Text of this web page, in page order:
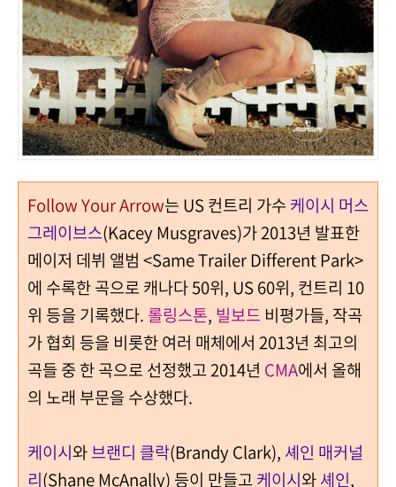
Follow Your Arrow는 US 컨트리 가수 케이시 머스
그레이브스(Kacey Musgraves)가 2013년 발표한
메이저 데뷔 앨범 <Same Trailer Different Park>
에 수록한 곡으로 캐나다 50위, US 60위, 컨트리 10
위 등을 기록했다. 롤링스톤, 빌보드 비평가들, 작곡
가 협회 등을 비롯한 여러 매체에서 2013년 최고의
곡들 중 한 곡으로 선정했고 2014년 CMA에서 올해
의 노래 부문을 수상했다.
케이시와브랜디 클락(Brandy Clark), 셰인 매커널
리(Shane McAnally) 등이 만들고 케이시와셰인,